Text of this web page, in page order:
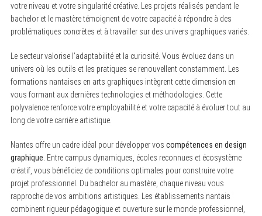
votre niveau et votre singularité créative. Les projets réalisés pendant le
bachelor et le mastère témoignent de votre capacité à répondre à des
problématiques concrètes et à travailler sur des univers graphiques variés.
Le secteur valorise l’adaptabilité et la curiosité. Vous évoluez dans un
univers où les outils et les pratiques se renouvellent constamment. Les
formations nantaises en arts graphiques intègrent cette dimension en
vous formant aux dernières technologies et méthodologies. Cette
polyvalence renforce votre employabilité et votre capacité à évoluer tout au
long de votre carrière artistique.
Nantes offre un cadre idéal pour développer vos compétences en design
graphique . Entre campus dynamiques, écoles reconnues et écosystème
créatif, vous bénéficiez de conditions optimales pour construire votre
projet professionnel. Du bachelor au mastère, chaque niveau vous
rapproche de vos ambitions artistiques. Les établissements nantais
combinent rigueur pédagogique et ouverture sur le monde professionnel,